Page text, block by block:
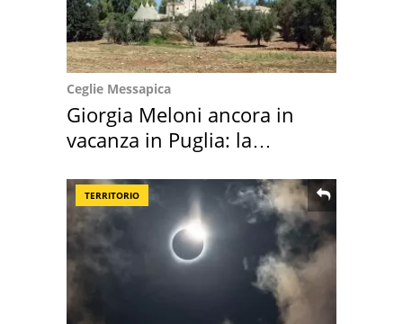
Ceglie Messapica
Giorgia Meloni ancora in
vacanza in Puglia: la
TERRITORIO